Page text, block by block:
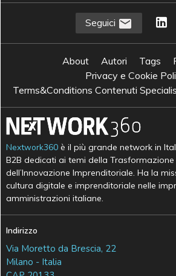
Seguici
About Autori Tags
Privacy e Cookie
Terms&Conditions Contenuti
Nextwork360 è il più grande network in
B2B dedicati ai temi della Trasformazione
dell’Innovazione Imprenditoriale. Ha la
cultura digitale e imprenditoriale nelle
amministrazioni italiane.
Indirizzo
Via Moretto da Brescia, 22
Milano - Italia